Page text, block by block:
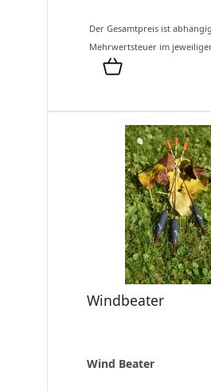
Der Gesamtpreis ist
Mehrwertsteuer im
Windbeater
Wind Beater